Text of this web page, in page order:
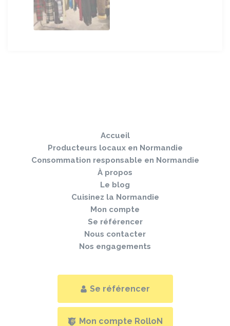
Accueil
Producteurs locaux en Normandie
Consommation responsable en Normandie
À propos
Le blog
Cuisinez la Normandie
Mon compte
Se référencer
Nous contacter
Nos engagements
Se référencer
Mon compte RolloN